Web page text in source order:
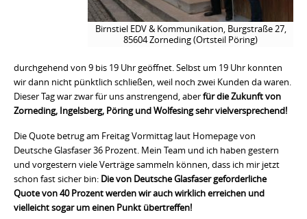
Birnstiel EDV & Kommunikation, Burgstraße 27,
85604 Zorneding (Ortsteil Pöring)
durchgehend von 9 bis 19 Uhr geöffnet. Selbst um 19 Uhr konnten
wir dann nicht pünktlich schließen, weil noch zwei Kunden da waren.
Dieser Tag war zwar für uns anstrengend, aberfür die Zukunft von
Zorneding, Ingelsberg, Pöring und Wolfesing sehr vielversprechend!
Die Quote betrug am Freitag Vormittag laut Homepage von
Deutsche Glasfaser 36 Prozent. Mein Team und ich haben gestern
und vorgestern viele Verträge sammeln können, dass ich mir jetzt
schon fast sicher bin: Die von Deutsche Glasfaser geforderliche
Quote von 40 Prozent werden wir auch wirklich erreichen und
vielleicht sogar um einen Punkt übertreffen!